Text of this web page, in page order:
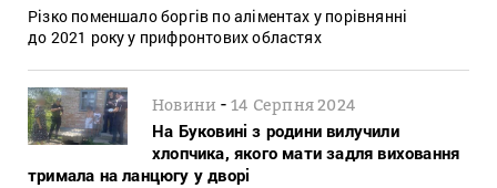
Різко поменшало боргів по аліментах у порівнянні
до 2021 року у прифронтових областях
Новини -14 Серпня 2024
На Буковині з родини вилучили
хлопчика, якого мати задля виховання
тримала на ланцюгу у дворі